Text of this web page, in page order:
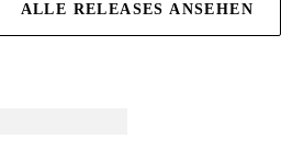
ALLE RELEASES ANSEHEN